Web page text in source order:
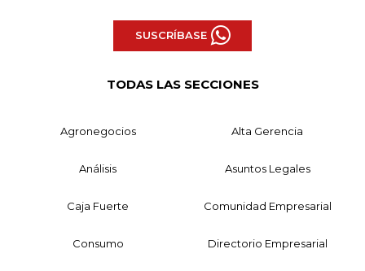
SUSCRÍBASE
TODAS LAS SECCIONES
Agronegocios Alta Gerencia
Análisis Asuntos Legales
Caja Fuerte Comunidad Empresarial
Consumo Directorio Empresarial